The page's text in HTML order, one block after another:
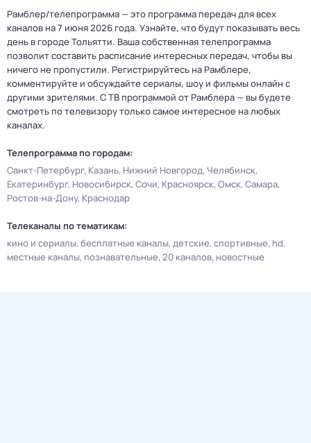
Рамблер/телепрограмма — это программа передач для всех
каналов на 7 июня 2026 года. Узнайте, что будут показывать весь
день в городе Тольятти. Ваша собственная телепрограмма
позволит составить расписание интересных передач, чтобы вы
ничего не пропустили. Регистрируйтесь на Рамблере,
комментируйте и обсуждайте сериалы, шоу и фильмы онлайн с
другими зрителями. С ТВ программой от Рамблера — вы будете
смотреть по телевизору только самое интересное на любых
каналах.
Телепрограмма по городам:
Санкт-Петербург Казань Нижний Новгород Челябинск
Екатеринбург Новосибирск Сочи Красноярск Омск Самара
Ростов-на-Дону Краснодар
Телеканалы по тематикам:
кино и сериалы бесплатные каналы детские спортивные hd
местные каналы познавательные 20 каналов новостные